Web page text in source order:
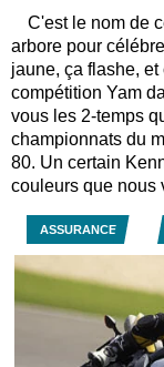
C'est le nom de
arbore pour
jaune, ça flashe,
compétition Yam
vous les 2-temps
championnats du
80. Un certain
couleurs que nous
ASSURANCE